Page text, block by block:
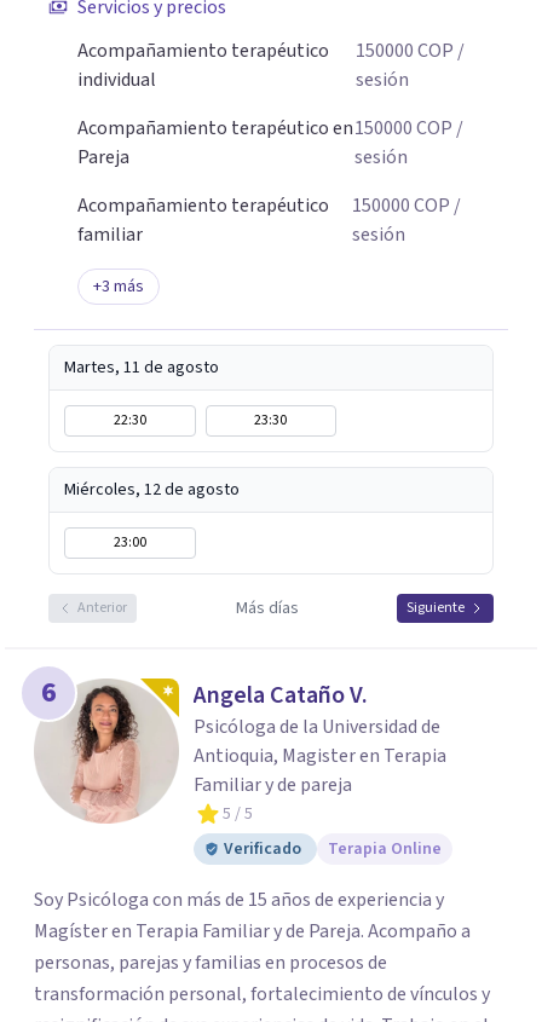
Servicios y precios
Acompañamiento terapéutico
individual
150000COP /
sesión
Acompañamiento terapéutico en
Pareja
150000COP /
sesión
Acompañamiento terapéutico
familiar
150000COP /
sesión
+3 más
Martes, 11 de agosto
22:30 23:30
Miércoles, 12 de agosto
23:00
Anterior Más días Siguiente
6 Angela Cataño V.
Psicóloga de la Universidad de
Antioquia, Magister en Terapia
Familiar y de pareja
5 / 5
Verificado
Terapia Online
Soy Psicóloga con más de 15 años de experiencia y
Magíster en Terapia Familiar y de Pareja. Acompaño a
personas, parejas y familias en procesos de
transformación personal, fortalecimiento de vínculos y